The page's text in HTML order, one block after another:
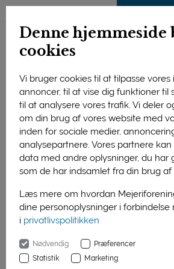
Denne hjemmeside
cookies
Vi bruger cookies til at tilpasse vores
annoncer, til at vise dig funktioner til
til at analysere vores trafik. Vi deler
om din brug af vores website med
inden for sociale medier,
analysepartnere. Vores partnere
data med andre oplysninger, du har
som de har indsamlet fra din brug af
Læs mere om hvordan
dine personoplysninger i forbindelse
i privatlivspolitikken
Nødvendig
Præferencer
Statistik
Marketing
Mælkeproducent Vibeke Søndergaard
åbner tit og gerne stalddørene for alle
ned, hvis vi inviterer folk indenfor og tager
siger hun.